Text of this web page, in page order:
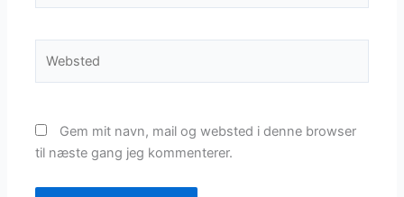
Gem mit navn, mail og websted i denne browser
til næste gang jeg kommenterer.